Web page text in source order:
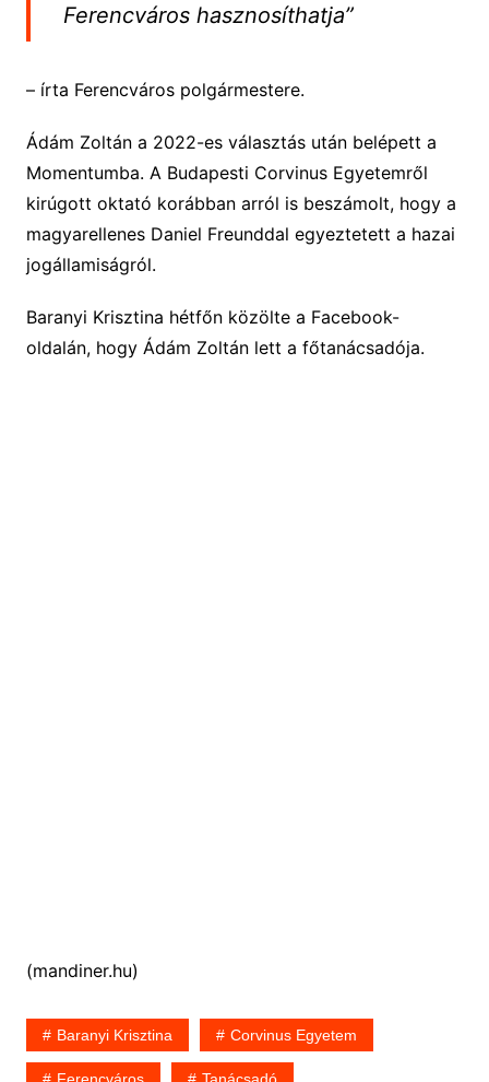
Ferencváros hasznosíthatja”
– írta Ferencváros polgármestere.
Ádám Zoltán a 2022-es választás után belépett a
Momentumba. A Budapesti Corvinus Egyetemről
kirúgott oktató korábban arról is beszámolt, hogy a
magyarellenes Daniel Freunddal egyeztetett a hazai
jogállamiságról.
Baranyi Krisztina hétfőn közölte a Facebook-
oldalán, hogy Ádám Zoltán lett a főtanácsadója.
(mandiner.hu)
Baranyi Krisztina Corvinus Egyetem
Ferencváros Tanácsadó